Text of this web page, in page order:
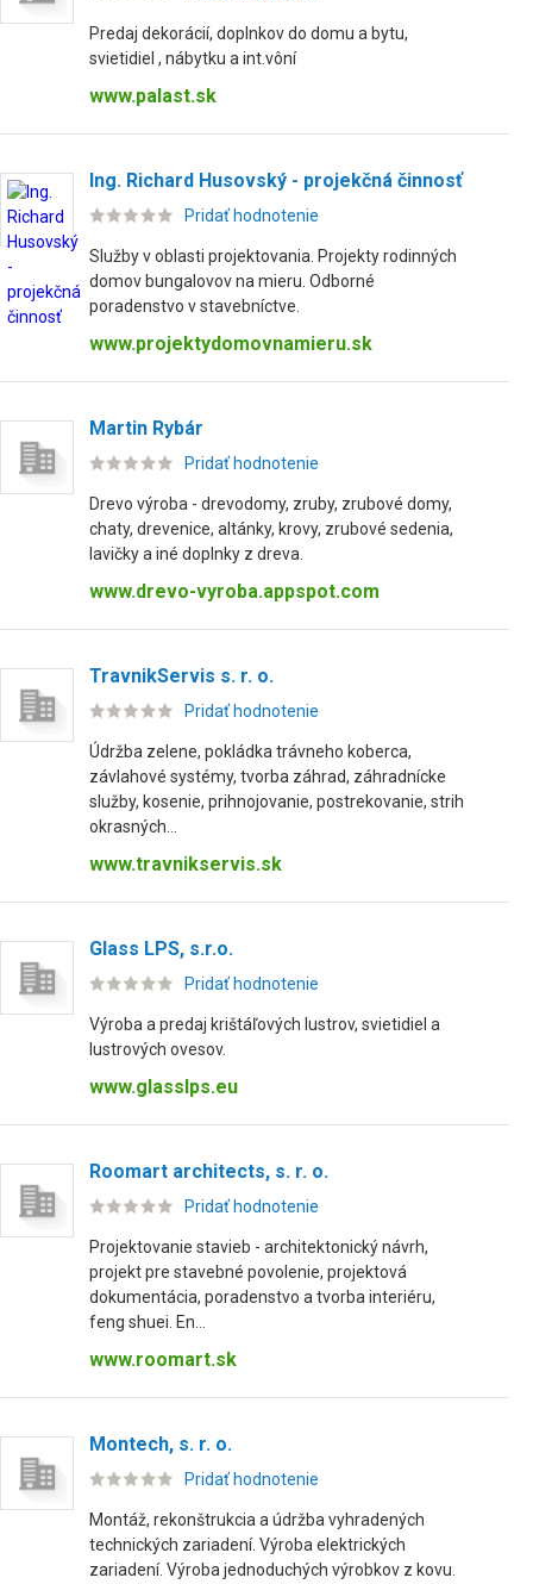
Predaj dekorácií, doplnkov do domu a bytu,
svietidiel , nábytku a int.vôní
www.palast.sk
Ing. Richard Husovský - projekčná činnosť
Pridať hodnotenie
Služby v oblasti projektovania. Projekty rodinných
domov bungalovov na mieru. Odborné
poradenstvo v stavebníctve.
www.projektydomovnamieru.sk
Martin Rybár
Pridať hodnotenie
Drevo výroba - drevodomy, zruby, zrubové domy,
chaty, drevenice, altánky, krovy, zrubové sedenia,
lavičky a iné doplnky z dreva.
www.drevo-vyroba.appspot.com
TravnikServis s. r. o.
Pridať hodnotenie
Údržba zelene, pokládka trávneho koberca,
závlahové systémy, tvorba záhrad, záhradnícke
služby, kosenie, prihnojovanie, postrekovanie, strih
okrasných...
www.travnikservis.sk
Glass LPS, s.r.o.
Pridať hodnotenie
Výroba a predaj krištáľových lustrov, svietidiel a
lustrových ovesov.
www.glasslps.eu
Roomart architects, s. r. o.
Pridať hodnotenie
Projektovanie stavieb - architektonický návrh,
projekt pre stavebné povolenie, projektová
dokumentácia, poradenstvo a tvorba interiéru,
feng shuei. En...
www.roomart.sk
Montech, s. r. o.
Pridať hodnotenie
Montáž, rekonštrukcia a údržba vyhradených
technických zariadení. Výroba elektrických
zariadení. Výroba jednoduchých výrobkov z kovu.